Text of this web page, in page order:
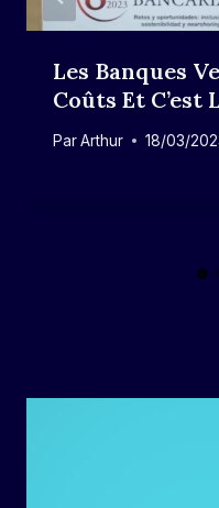
Les Banques
Coûts Et C’est
ParArthur 18/03/